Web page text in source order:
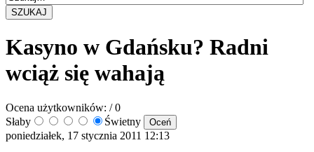
SZUKAJ
Kasyno w Gdańsku? Radni
wciąż się wahają
Ocena użytkowników: / 0
Słaby
Świetny
poniedziałek, 17 stycznia 2011 12:13